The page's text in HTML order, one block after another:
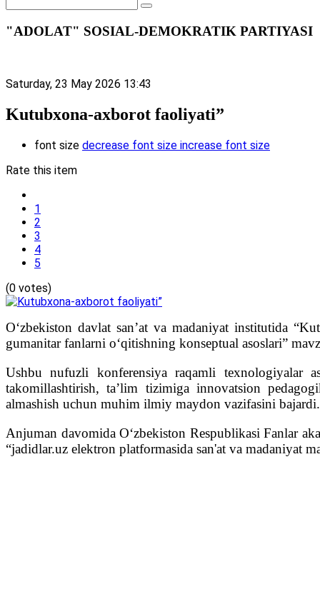
"ADOLAT" SOSIAL-DEMOKRATIK PARTIYASI
Saturday, 23 May 2026 13:43
Kutubxona-axborot faoliyati”
font size decrease font size increase font size
Rate this item
1
2
3
4
5
(0 votes)
O‘zbekiston davlat san’at va madaniyat institutida
gumanitar fanlarni o‘qitishning konseptual asoslari”
Ushbu nufuzli konferensiya raqamli texnologiyalar
takomillashtirish, ta’lim tizimiga innovatsion
almashish uchun muhim ilmiy maydon vazifasini bajardi.
Anjuman davomida Oʻzbekiston Respublikasi Fanlar
“jadidlar.uz elektron platformasida san'at va madaniyat